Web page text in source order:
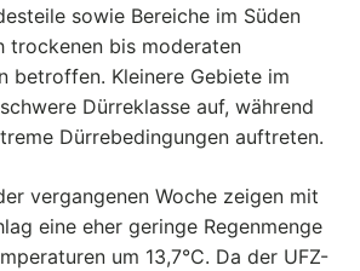
sowie Bereiche im Süden
trockenen bis moderaten
betroffen. Kleinere Gebiete im
Dürreklasse auf, während
Dürrebedingungen auftreten.
vergangenen Woche zeigen mit
eine eher geringe Regenmenge
um 13,7°C. Da der UFZ-